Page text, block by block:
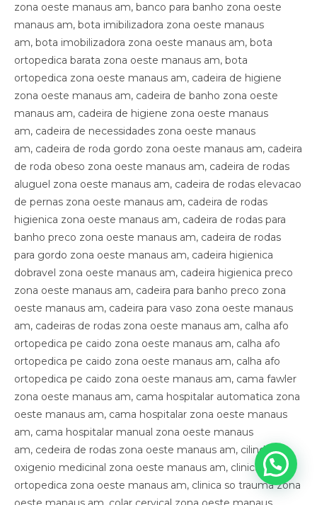
zona oeste manaus am, banco para banho zona oeste
manaus am, bota imibilizadora zona oeste manaus
am, bota imobilizadora zona oeste manaus am, bota
ortopedica barata zona oeste manaus am, bota
ortopedica zona oeste manaus am, cadeira de higiene
zona oeste manaus am, cadeira de banho zona oeste
manaus am, cadeira de higiene zona oeste manaus
am, cadeira de necessidades zona oeste manaus
am, cadeira de roda gordo zona oeste manaus am, cadeira
de roda obeso zona oeste manaus am, cadeira de rodas
aluguel zona oeste manaus am, cadeira de rodas elevacao
de pernas zona oeste manaus am, cadeira de rodas
higienica zona oeste manaus am, cadeira de rodas para
banho preco zona oeste manaus am, cadeira de rodas
para gordo zona oeste manaus am, cadeira higienica
dobravel zona oeste manaus am, cadeira higienica preco
zona oeste manaus am, cadeira para banho preco zona
oeste manaus am, cadeira para vaso zona oeste manaus
am, cadeiras de rodas zona oeste manaus am, calha afo
ortopedica pe caido zona oeste manaus am, calha afo
ortopedica pe caido zona oeste manaus am, calha afo
ortopedica pe caido zona oeste manaus am, cama fawler
zona oeste manaus am, cama hospitalar automatica zona
oeste manaus am, cama hospitalar zona oeste manaus
am, cama hospitalar manual zona oeste manaus
am, cedeira de rodas zona oeste manaus am, cilindro de
oxigenio medicinal zona oeste manaus am, clinica
ortopedica zona oeste manaus am, clinica so trauma zona